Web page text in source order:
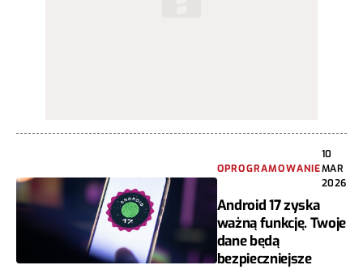
OPROGRAMOWANIE
10
MAR
2026
Android 17 zyska
ważną funkcję. Twoje
dane będą
bezpieczniejsze